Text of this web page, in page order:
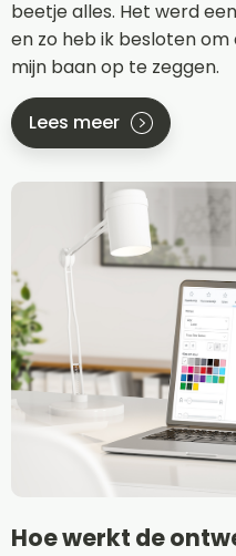
beetje alles. Het werd
en zo heb ik besloten
mijn baan op te zeggen.
Lees meer
Hoe werkt de